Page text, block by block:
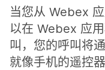
当您从 Webex
以在 Webex 应
叫，您的呼叫将
就像手机的遥控